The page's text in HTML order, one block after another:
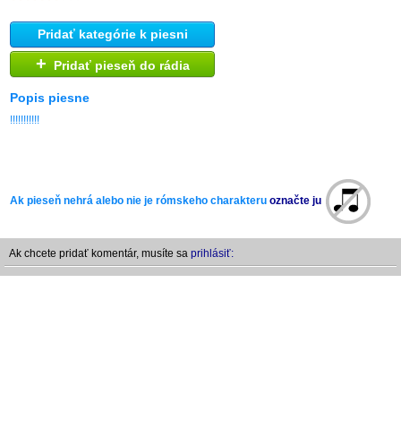
Pridať kategórie k piesni
+ Pridať pieseň do rádia
Popis piesne
!!!!!!!!!!!
Ak pieseň nehrá alebo nie je rómskeho charakteru označte ju
Ak chcete pridať komentár, musíte sa prihlásiť: